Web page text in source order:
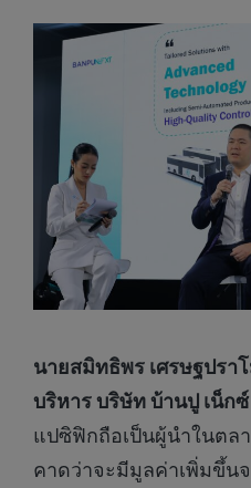
นายสมิทธิพร เศรษฐปรา
บริหาร บริษัท บ้านปู เน็ก
แปซิฟิกถือเป็นผู้นำในตล
คาดว่าจะมีมูลค่าเพิ่มขึ้น